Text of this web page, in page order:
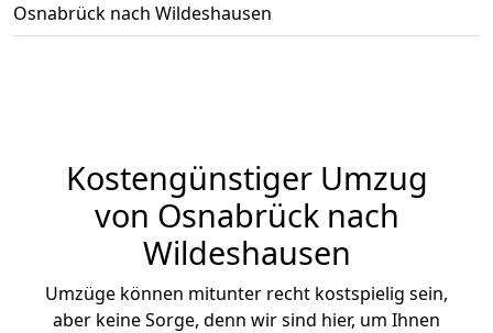
Osnabrück nach Wildeshausen
Kostengünstiger Umzug
von Osnabrück nach
Wildeshausen
Umzüge können mitunter recht kostspielig sein,
aber keine Sorge, denn wir sind hier, um Ihnen